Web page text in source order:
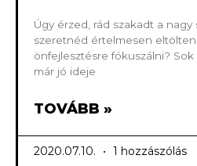
Úgy érzed, rád szakadt a nagy
szeretnéd értelmesen
önfejlesztésre fókuszálni?
már jó ideje
TOVÁBB »
2020.07.10. 1 hozzászólás